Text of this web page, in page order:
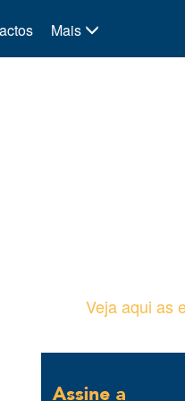
Mais
Veja aqui as